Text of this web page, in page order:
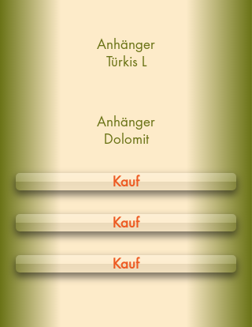
Anhänger
Türkis L
Anhänger
Dolomit
Kauf
Kauf
Kauf